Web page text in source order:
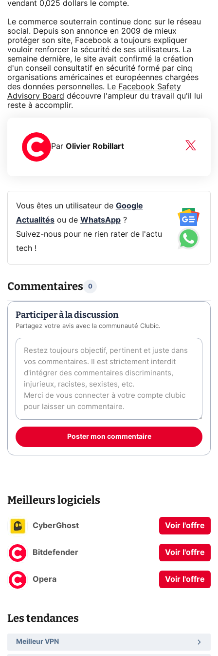
vendant 0,025 dollars le compte.
Le commerce souterrain continue donc sur le réseau
social. Depuis son annonce en 2009 de mieux
protéger son site, Facebook a toujours expliquer
vouloir renforcer la sécurité de ses utilisateurs. La
semaine dernière, le site avait confirmé la création
d'un conseil consultatif en sécurité formé par cinq
organisations américaines et européennes chargées
des données personnelles. Le Facebook Safety
Advisory Board découvre l'ampleur du travail qu'il lui
reste à accomplir.
Par Olivier Robillart
Vous êtes un utilisateur de Google
Actualitésou de WhatsApp?
Suivez-nous pour ne rien rater de l'actu
tech !
Commentaires 0
Participer à la discussion
Partagez votre avis avec la communauté Clubic.
Poster mon commentaire
Meilleurs logiciels
CyberGhost Voir l'offre
Bitdefender Voir l'offre
Opera Voir l'offre
Les tendances
Meilleur VPN